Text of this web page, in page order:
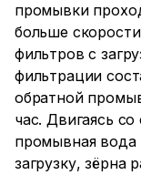
промывки
больше
фильтров с
фильтрации
обратной
час. Двигаясь
промывная вода
загрузку, зёрна